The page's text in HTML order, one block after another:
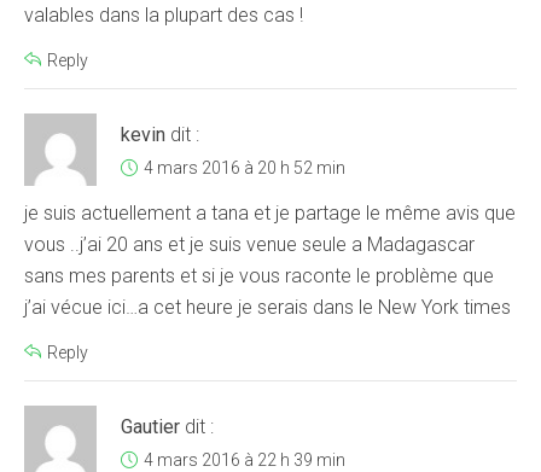
valables dans la plupart des cas !
Reply
kevin dit :
4 mars 2016 à 20 h 52 min
je suis actuellement a tana et je partage le même avis que
vous ..j’ai 20 ans et je suis venue seule a Madagascar
sans mes parents et si je vous raconte le problème que
j’ai vécue ici…a cet heure je serais dans le New York times
Reply
Gautier dit :
4 mars 2016 à 22 h 39 min